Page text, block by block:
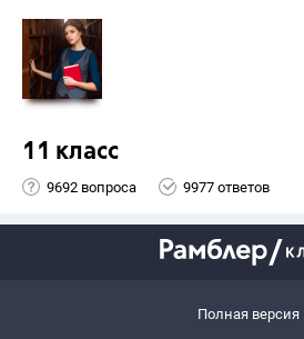
11 класс
9692 вопроса 9977 ответов
Полная версия